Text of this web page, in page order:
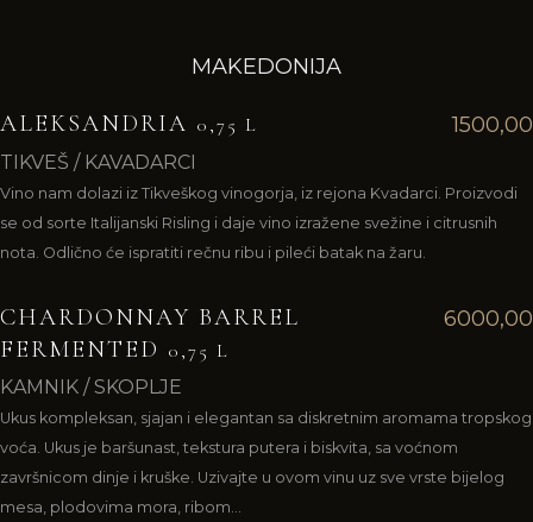
MAKEDONIJA
ALEKSANDRIA 0,75 L 1500,00
TIKVEŠ / KAVADARCI
Vino nam dolazi iz Tikveškog vinogorja, iz rejona Kvadarci. Proizvodi
se od sorte Italijanski Risling i daje vino izražene svežine i citrusnih
nota. Odlično će ispratiti rečnu ribu i pileći batak na žaru.
CHARDONNAY BARREL
FERMENTED 0,75 L
6000,00
KAMNIK / SKOPLJE
Ukus kompleksan, sjajan i elegantan sa diskretnim aromama tropskog
voća. Ukus je baršunast, tekstura putera i biskvita, sa voćnom
završnicom dinje i kruške. Uzivajte u ovom vinu uz sve vrste bijelog
mesa, plodovima mora, ribom...